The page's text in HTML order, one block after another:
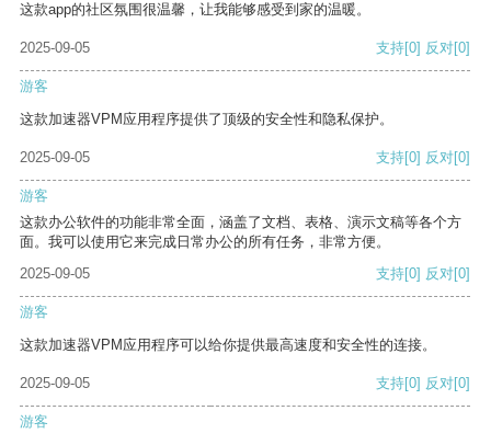
这款app的社区氛围很温馨，让我能够感受到家的温暖。
2025-09-05 支持[0] 反对[0]
游客
这款加速器VPM应用程序提供了顶级的安全性和隐私保护。
2025-09-05 支持[0] 反对[0]
游客
这款办公软件的功能非常全面，涵盖了文档、表格、演示文稿等各个方
面。我可以使用它来完成日常办公的所有任务，非常方便。
2025-09-05
支持[0] 反对[0]
游客
这款加速器VPM应用程序可以给你提供最高速度和安全性的连接。
2025-09-05 支持[0] 反对[0]
游客